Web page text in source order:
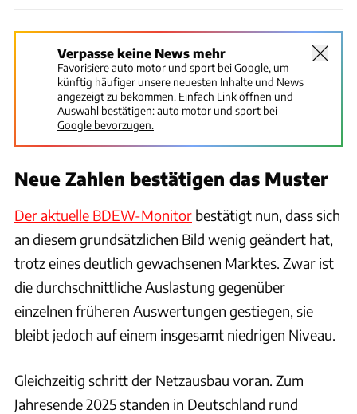
Verpasse keine News mehr
Favorisiere auto motor und sport bei Google, um
künftig häufiger unsere neuesten Inhalte und News
angezeigt zu bekommen. Einfach Link öffnen und
Auswahl bestätigen:auto motor und sport bei
Google bevorzugen.
Neue Zahlen bestätigen das Muster
Der aktuelle BDEW-Monitor bestätigt nun, dass sich
an diesem grundsätzlichen Bild wenig geändert hat,
trotz eines deutlich gewachsenen Marktes. Zwar ist
die durchschnittliche Auslastung gegenüber
einzelnen früheren Auswertungen gestiegen, sie
bleibt jedoch auf einem insgesamt niedrigen Niveau.
Gleichzeitig schritt der Netzausbau voran. Zum
Jahresende 2025 standen in Deutschland rund